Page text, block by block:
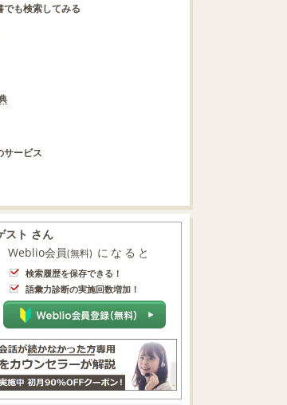
も検索してみる
ービス
スト さん
Weblio会員(無料) になると
検索履歴を保存できる！
語彙力診断の実施回数増加！